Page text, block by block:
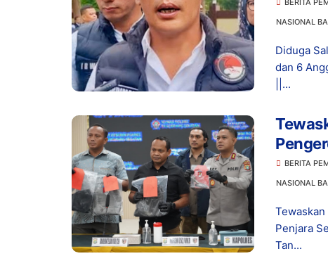
BERITA
NASIONAL
Diduga
dan 6
||...
Hidup
BERITA
NASIONAL
Penjara
Tan...